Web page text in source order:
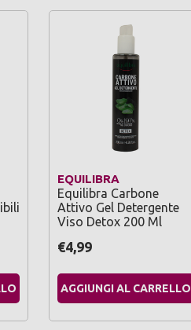
EQUILIBRA
Equilibra Carbone
Attivo Gel Detergente
Viso Detox 200 Ml
€4,99
AGGIUNGI AL CARRELLO